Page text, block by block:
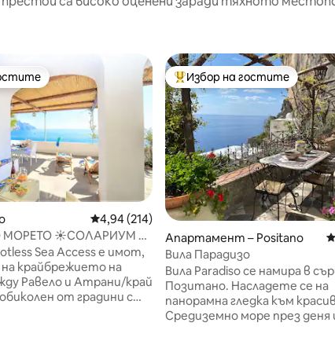
отзива Средна оценка: 4,94 от 5, 214 отзива
4,94 (214)
МОРЕТО ☀️СОЛАРИУМ ☀️
КРАЙ МОРЕТО
Sea Access е имот,
крайбрежието на
Равело и Атрани/край
от градини с
Най-популярен избор на
Избор на гостите
Апартамент – Positano
Вила Парадизо
Вила Paradiso се намира в
Позитано. Насладете се на
панорамна гледка към
Средиземно море през деня